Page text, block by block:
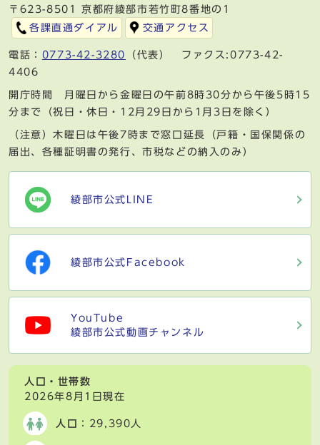
〒623-8501 京都府綾部市若竹町8番地の1
各課直通ダイアル
交通アクセス
電話： 0773-42-3280
（代表） ファクス:0773-42-
4406
開庁時間 月曜日から金曜日の午前8時30分から午後5時15
分まで（祝日・休日・12月29日から1月3日を除く）
（注意）木曜日は午後7時まで窓口延長（戸籍・国保関係の
届出、各種証明書の発行、市税などの納入のみ）
綾部市公式LINE
綾部市公式Facebook
YouTube
綾部市公式動画チャンネル
人口・世帯数
2026年8月1日現在
人口 ：29,390人